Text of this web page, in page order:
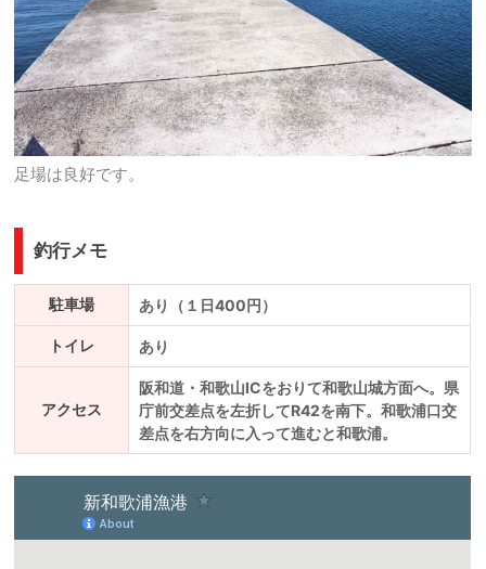
足場は良好です。
釣行メモ
駐車場 あり（１日400円）
トイレ あり
アクセス
阪和道・和歌山ICをおりて和歌山城方面へ。県
庁前交差点を左折してR42を南下。和歌浦口交
差点を右方向に入って進むと和歌浦。